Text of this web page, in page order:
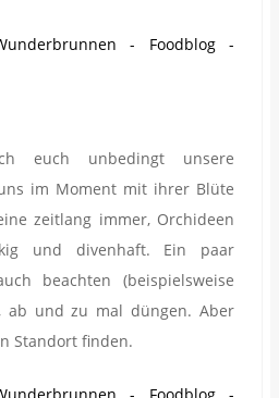
euch unbedingt unsere
im Moment mit ihrer Blüte
zeitlang immer, Orchideen
und divenhaft. Ein paar
beachten (beispielsweise
ab und zu mal düngen. Aber
Standort finden.